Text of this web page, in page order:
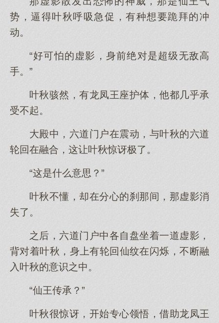
势，逼得叶秋呼吸急促，有种想要跪拜的冲
动。
“好可怕的虚影，身前绝对是超级无敌高
手。”
叶秋骇然，有龙凤王座护体，他都几乎承
受不起。
大殿中，六道门户在震动，与叶秋的六道
轮回在融合，这让叶秋惊讶极了。
“这是什么意思？”
叶秋不懂，却在分心的刹那间，那虚影消
失了。
之后，六道门户中各自盘坐着一道虚影，
背对着叶秋，身上有轮回仙纹在闪烁，不断融
入叶秋的意识之中。
“仙王传承？”
叶秋很惊讶，开始专心领悟，借助龙凤王